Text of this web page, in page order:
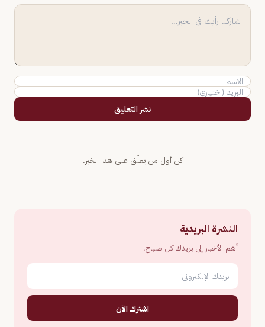
نشر التعليق
كن أول من يعلّق على هذا الخبر.
النشرة البريدية
أهم الأخبار إلى بريدك كل صباح.
اشترك الآن